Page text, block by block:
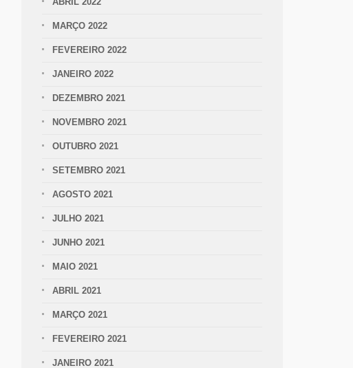
MARÇO 2022
FEVEREIRO 2022
JANEIRO 2022
DEZEMBRO 2021
NOVEMBRO 2021
OUTUBRO 2021
SETEMBRO 2021
AGOSTO 2021
JULHO 2021
JUNHO 2021
MAIO 2021
ABRIL 2021
MARÇO 2021
FEVEREIRO 2021
JANEIRO 2021